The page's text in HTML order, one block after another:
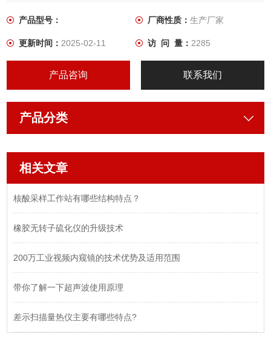
成。
产品型号： 厂商性质： 生产厂家
更新时间：2025-02-11 访 问 量： 2285
产品咨询 联系我们
产品分类
相关文章
核酸采样工作站有哪些结构特点？
橡胶无转子硫化仪的升级技术
200万工业视频内窥镜的技术优势及适用范围
带你了解一下超声波使用原理
差示扫描量热仪主要有哪些特点?